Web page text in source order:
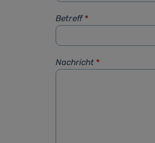
Betreff *
Nachricht *